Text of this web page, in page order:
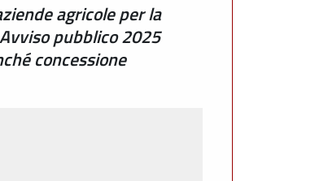
agricole per la
pubblico 2025
concessione